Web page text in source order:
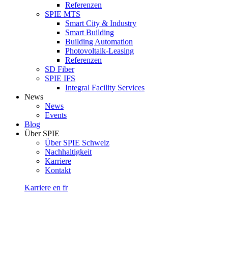
Referenzen
SPIE MTS
Smart City & Industry
Smart Building
Building Automation
Photovoltaik-Leasing
Referenzen
SD Fiber
SPIE IFS
Integral Facility Services
News
News
Events
Blog
Über SPIE
Über SPIE Schweiz
Nachhaltigkeit
Karriere
Kontakt
Karriere en fr